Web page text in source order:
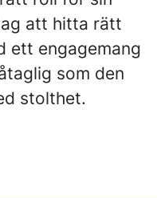
att hitta rätt
ett engagemang
som den
stolthet.